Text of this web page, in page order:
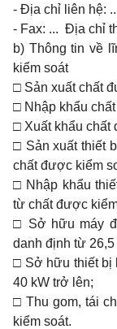
- Địa chỉ liên hệ:
- Fax: ... Địa chỉ
b) Thông tin về
kiểm soát
□ Sản xuất chất
□ Nhập khẩu
□ Xuất khẩu chất
□ Sản xuất thiết
chất được kiểm
□ Nhập khẩu
từ chất được
□ Sở hữu máy
danh định từ
□ Sở hữu thiết bị
40 kW trở lên;
□ Thu gom, tái
kiểm soát.